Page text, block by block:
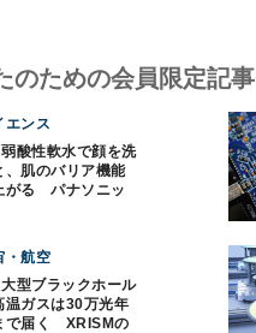
のための会員限定記事
エンス
弱酸性軟水で顔を洗
、肌のバリア機能
がる パナソニッ
・航空
大型ブラックホール
温ガスは30万光年
で届く XRISMの